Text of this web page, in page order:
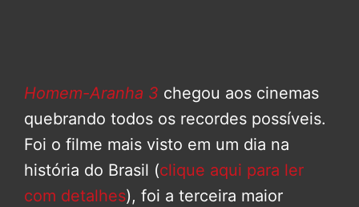
Homem-Aranha 3 chegou aos cinemas
quebrando todos os recordes possíveis.
Foi o filme mais visto em um dia na
história do Brasil (clique aqui para ler
com detalhes), foi a terceira maior